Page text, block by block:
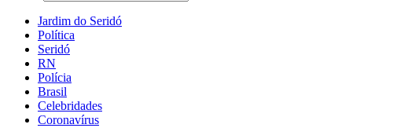
Jardim do Seridó
Política
Seridó
RN
Polícia
Brasil
Celebridades
Coronavírus